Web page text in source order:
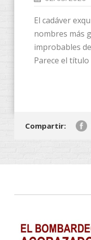
El cadáver
nombres más
improbables
Parece el título
Compartir: